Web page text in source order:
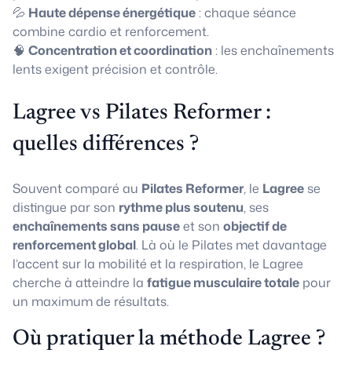
💦 Haute dépense énergétique: chaque séance
combine cardio et renforcement.
🧠 Concentration et coordination: les enchaînements
lents exigent précision et contrôle.
Lagree vs Pilates Reformer :
quelles différences ?
Souvent comparé au Pilates Reformer, le Lagree se
distingue par son rythme plus soutenu, ses
enchaînements sans pauseet son objectif de
renforcement global. Là où le Pilates met davantage
l’accent sur la mobilité et la respiration, le Lagree
cherche à atteindre la fatigue musculaire totale pour
un maximum de résultats.
Où pratiquer la méthode Lagree ?